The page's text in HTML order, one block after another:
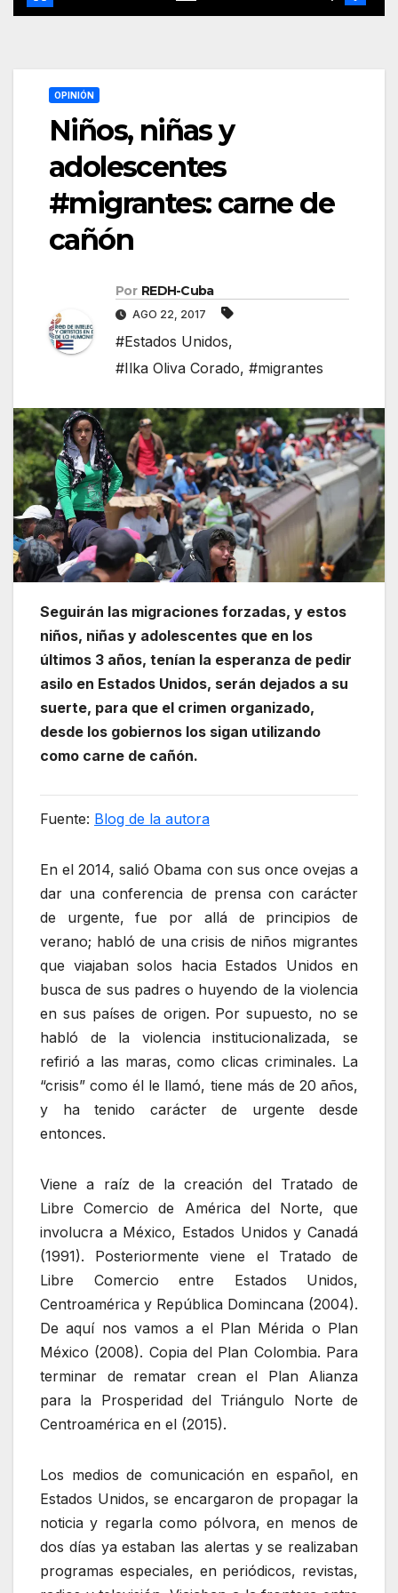
OPINIÓN
Niños, niñas y
adolescentes
#migrantes: carne de
cañón
Por REDH-Cuba
AGO 22, 2017
#Estados Unidos,
#Ilka Oliva Corado, #migrantes
Seguirán las migraciones forzadas, y estos
niños, niñas y adolescentes que en los
últimos 3 años, tenían la esperanza de pedir
asilo en Estados Unidos, serán dejados a su
suerte, para que el crimen organizado,
desde los gobiernos los sigan utilizando
como carne de cañón.
Fuente: Blog de la autora
En el 2014, salió Obama con sus once ovejas a
dar una conferencia de prensa con carácter
de urgente, fue por allá de principios de
verano; habló de una crisis de niños migrantes
que viajaban solos hacia Estados Unidos en
busca de sus padres o huyendo de la violencia
en sus países de origen. Por supuesto, no se
habló de la violencia institucionalizada, se
refirió a las maras, como clicas criminales. La
“crisis” como él le llamó, tiene más de 20 años,
y ha tenido carácter de urgente desde
entonces.
Viene a raíz de la creación del Tratado de
Libre Comercio de América del Norte, que
involucra a México, Estados Unidos y Canadá
(1991). Posteriormente viene el Tratado de
Libre Comercio entre Estados Unidos,
Centroamérica y República Domincana (2004).
De aquí nos vamos a el Plan Mérida o Plan
México (2008). Copia del Plan Colombia. Para
terminar de rematar crean el Plan Alianza
para la Prosperidad del Triángulo Norte de
Centroamérica en el (2015).
Los medios de comunicación en español, en
Estados Unidos, se encargaron de propagar la
noticia y regarla como pólvora, en menos de
dos días ya estaban las alertas y se realizaban
programas especiales, en periódicos, revistas,